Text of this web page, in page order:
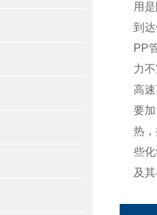
用
到
PP
力
高
要
热
些
及